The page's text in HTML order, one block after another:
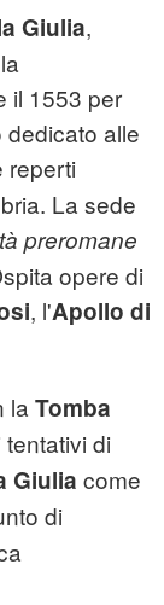
Giulia,
il 1553 per
dedicato alle
reperti
La sede
preromane
opere di
, l'Apollo di
la Tomba
di
Giulia come
di